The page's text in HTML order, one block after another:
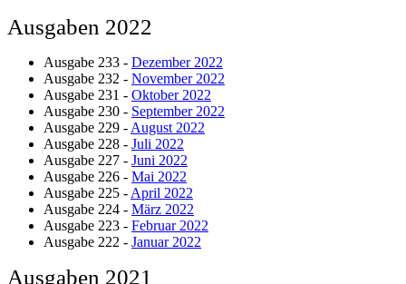
Ausgaben 2022
Ausgabe 233 - Dezember 2022
Ausgabe 232 - November 2022
Ausgabe 231 - Oktober 2022
Ausgabe 230 - September 2022
Ausgabe 229 - August 2022
Ausgabe 228 - Juli 2022
Ausgabe 227 - Juni 2022
Ausgabe 226 - Mai 2022
Ausgabe 225 - April 2022
Ausgabe 224 - März 2022
Ausgabe 223 - Februar 2022
Ausgabe 222 - Januar 2022
Ausgaben 2021